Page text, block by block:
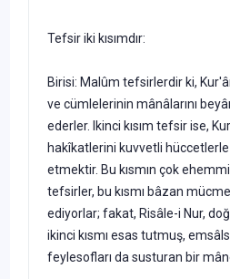
Tefsir iki kısımdır:
Birisi: Malûm tefsirlerdir ki,
ve cümlelerinin mânâlarını
ederler. Ikinci kısım tefsir ise,
hakîkatlerini kuvvetli
etmektir. Bu kısmın çok
tefsirler, bu kısmı bâzan
ediyorlar; fakat, Risâle-i Nur,
ikinci kısmı esas tutmuş,
feylesofları da susturan bir